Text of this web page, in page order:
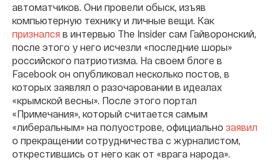
автоматчиков. Они провели обыск, изъяв
компьютерную технику и личные вещи. Как
признался в интервью The Insider сам Гайворонский,
после этого у него исчезли «последние шоры»
российского патриотизма. На своем блоге в
Facebook он опубликовал несколько постов, в
которых заявлял о разочаровании в идеалах
«крымской весны». После этого портал
«Примечания», который считается самым
«либеральным» на полуострове, официально заявил
о прекращении сотрудничества с журналистом,
открестившись от него как от «врага народа».